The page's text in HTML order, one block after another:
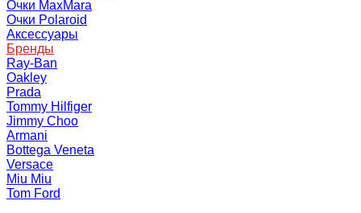
Очки MaxMara
Очки Polaroid
Аксессуары
Бренды
Ray-Ban
Oakley
Prada
Tommy Hilfiger
Jimmy Choo
Armani
Bottega Veneta
Versace
Miu Miu
Tom Ford